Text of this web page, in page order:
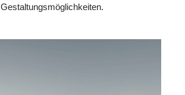
Gestaltungsmöglichkeiten.